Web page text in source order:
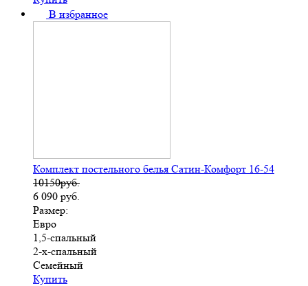
В избранное
Комплект постельного белья Сатин-Комфорт 16-54
10150руб.
6 090 руб.
Размер:
Евро
1,5-спальный
2-х-спальный
Семейный
Купить